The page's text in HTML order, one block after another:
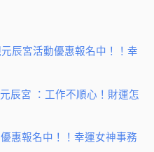
元辰宮活動優惠報名中！！幸
辰宮 ：工作不順心！財運怎
惠報名中！！幸運女神事務